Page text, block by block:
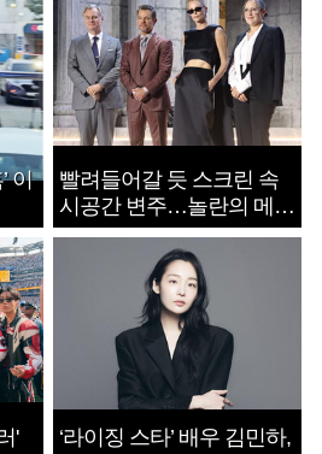
이
빨려들어갈 듯 스크린 속
시공간 변주…놀란의 메시
지는 ‘전쟁 속죄’
'
‘라이징 스타’ 배우 김민하,